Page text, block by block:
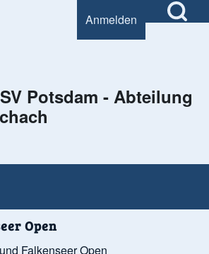
User account menu
Anmelden
Potsdam - Abteilung
Main Menu
Open
Falkenseer Open